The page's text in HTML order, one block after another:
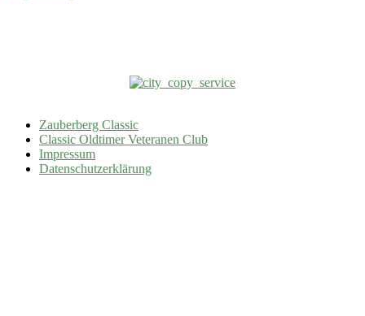
Zauberberg Classic
Classic Oldtimer Veteranen Club
Impressum
Datenschutzerklärung